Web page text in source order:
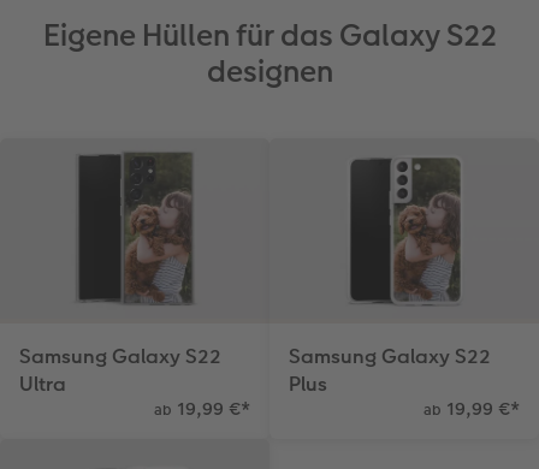
Eigene Hüllen für das Galaxy S22
designen
Samsung Galaxy S22
Ultra
ab 19,99 €*
Samsung Galaxy S22
Plus
ab 19,99 €*